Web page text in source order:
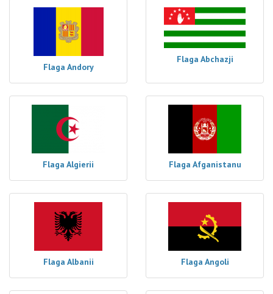
Flaga Andory
Flaga Abchazji
Flaga Algierii Flaga Afganistanu
Flaga Albanii Flaga Angoli